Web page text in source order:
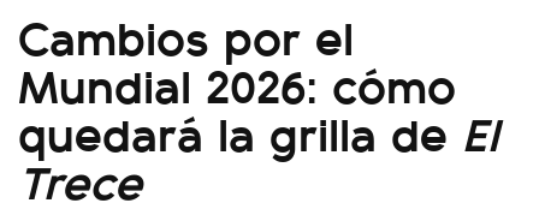
Cambios por el
Mundial 2026: cómo
quedará la grilla de El
Trece